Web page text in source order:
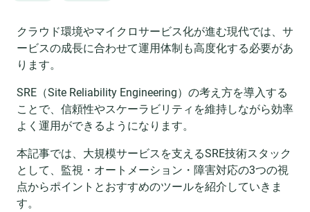
クラウド環境やマイクロサービス化が進む現代では、サ
ービスの成長に合わせて運用体制も高度化する必要があ
ります。
SRE（Site Reliability Engineering）の考え方を導入する
ことで、信頼性やスケーラビリティを維持しながら効率
よく運用ができるようになります。
本記事では、大規模サービスを支えるSRE技術スタック
として、監視・オートメーション・障害対応の3つの視
点からポイントとおすすめのツールを紹介していきま
す。